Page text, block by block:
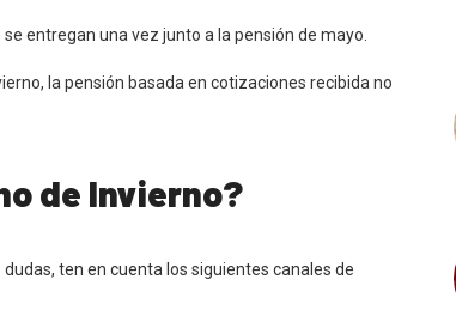
se entregan una vez junto a la pensión de mayo.
la pensión basada en cotizaciones recibida no
de Invierno?
ten en cuenta los siguientes canales de